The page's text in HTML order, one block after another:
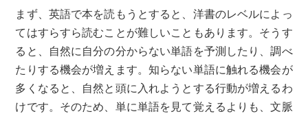
まず、英語で本を読もうとすると、洋書のレベルによっ
てはすらすら読むことが難しいこともあります。そうす
ると、自然に自分の分からない単語を予測したり、調べ
たりする機会が増えます。知らない単語に触れる機会が
多くなると、自然と頭に入れようとする行動が増えるわ
けです。そのため、単に単語を見て覚えるよりも、文脈